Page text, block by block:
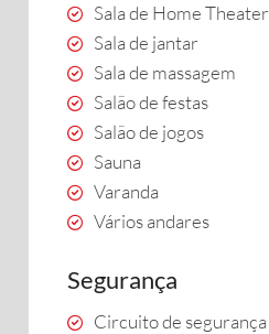
Sala de Home Theater
Sala de jantar
Sala de massagem
Salão de festas
Salão de jogos
Sauna
Varanda
Vários andares
Segurança
Circuito de segurança